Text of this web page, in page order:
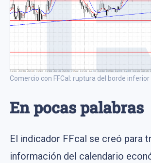
Comercio con FFCal: ruptura del borde
En pocas palabras
El indicador FFcal se creó para
información del calendario